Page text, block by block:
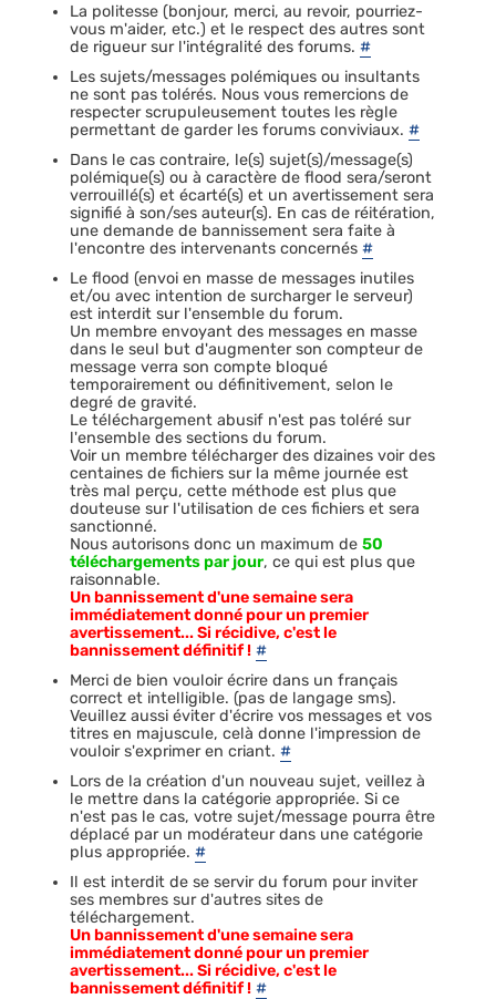
La politesse (bonjour, merci, au revoir, pourriez-
vous m'aider, etc.) et le respect des autres sont
de rigueur sur l'intégralité des forums. #
Les sujets/messages polémiques ou insultants
ne sont pas tolérés. Nous vous remercions de
respecter scrupuleusement toutes les règle
permettant de garder les forums conviviaux. #
Dans le cas contraire, le(s) sujet(s)/message(s)
polémique(s) ou à caractère de flood sera/seront
verrouillé(s) et écarté(s) et un avertissement sera
signifié à son/ses auteur(s). En cas de réitération,
une demande de bannissement sera faite à
l'encontre des intervenants concernés #
Le flood (envoi en masse de messages inutiles
et/ou avec intention de surcharger le serveur)
est interdit sur l'ensemble du forum.
Un membre envoyant des messages en masse
dans le seul but d'augmenter son compteur de
message verra son compte bloqué
temporairement ou définitivement, selon le
degré de gravité.
Le téléchargement abusif n'est pas toléré sur
l'ensemble des sections du forum.
Voir un membre télécharger des dizaines voir des
centaines de fichiers sur la même journée est
très mal perçu, cette méthode est plus que
douteuse sur l'utilisation de ces fichiers et sera
sanctionné.
Nous autorisons donc un maximum de 50
téléchargements par jour, ce qui est plus que
raisonnable.
Un bannissement d'une semaine sera
immédiatement donné pour un premier
avertissement... Si récidive, c'est le
bannissement définitif ! #
Merci de bien vouloir écrire dans un français
correct et intelligible. (pas de langage sms).
Veuillez aussi éviter d'écrire vos messages et vos
titres en majuscule, celà donne l'impression de
vouloir s'exprimer en criant. #
Lors de la création d'un nouveau sujet, veillez à
le mettre dans la catégorie appropriée. Si ce
n'est pas le cas, votre sujet/message pourra être
déplacé par un modérateur dans une catégorie
plus appropriée. #
Il est interdit de se servir du forum pour inviter
ses membres sur d'autres sites de
téléchargement.
Un bannissement d'une semaine sera
immédiatement donné pour un premier
avertissement... Si récidive, c'est le
bannissement définitif ! #